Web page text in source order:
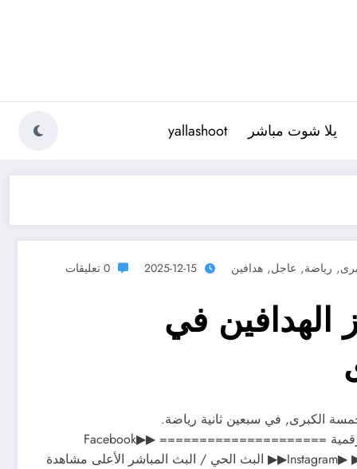
يلا شوت مباشر yallashoot
, رياضة, عاجل,هدافين 2025-12-15 0 تعليقات
في
الكبرى, في سبعين ثانية رياضة.
===================== تابعونا على منصات الجزيرة الرقمية ===================== ▶Facebook▶
▶Instagram▶ ▶Twitter▶ ▶Twitter▶ ▶ ▶ Live▶ AlJazeera mobile applications▶ البث الحي / البث المباشر الأعلى مشاهدة